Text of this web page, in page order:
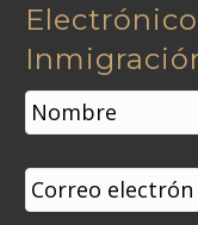
N
o
m
b
r
Nombre
C
o